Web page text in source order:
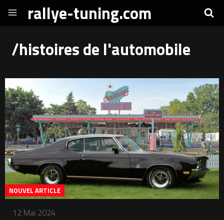
rallye-tuning.com
/histoires de l'automobile
NOUVEL ARTICLE
12 Mai 2024